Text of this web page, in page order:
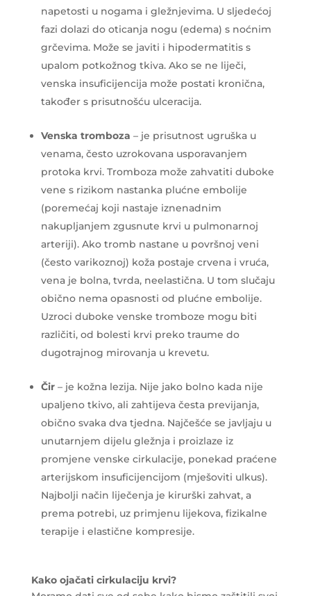
napetosti u nogama i gležnjevima. U sljedećoj
fazi dolazi do oticanja nogu (edema) s noćnim
grčevima. Može se javiti i hipodermatitis s
upalom potkožnog tkiva. Ako se ne liječi,
venska insuficijencija može postati kronična,
također s prisutnošću ulceracija.
Venska tromboza – je prisutnost ugruška u
venama, često uzrokovana usporavanjem
protoka krvi. Tromboza može zahvatiti duboke
vene s rizikom nastanka plućne embolije
(poremećaj koji nastaje iznenadnim
nakupljanjem zgusnute krvi u pulmonarnoj
arteriji). Ako tromb nastane u površnoj veni
(često varikoznoj) koža postaje crvena i vruća,
vena je bolna, tvrda, neelastična. U tom slučaju
obično nema opasnosti od plućne embolije.
Uzroci duboke venske tromboze mogu biti
različiti, od bolesti krvi preko traume do
dugotrajnog mirovanja u krevetu.
Čir– je kožna lezija. Nije jako bolno kada nije
upaljeno tkivo, ali zahtijeva česta previjanja,
obično svaka dva tjedna. Najčešće se javljaju u
unutarnjem dijelu gležnja i proizlaze iz
promjene venske cirkulacije, ponekad praćene
arterijskom insuficijencijom (mješoviti ulkus).
Najbolji način liječenja je kirurški zahvat, a
prema potrebi, uz primjenu lijekova, fizikalne
terapije i elastične kompresije.
Kako ojačati cirkulaciju krvi?